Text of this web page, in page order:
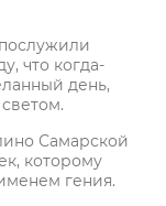
что когда-
день,
Самарской
которому
гения.